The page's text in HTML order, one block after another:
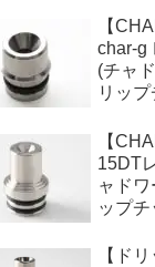
【
char-g
(チャ
リッ
【
15DT
ャドワ
ップチ
【ド